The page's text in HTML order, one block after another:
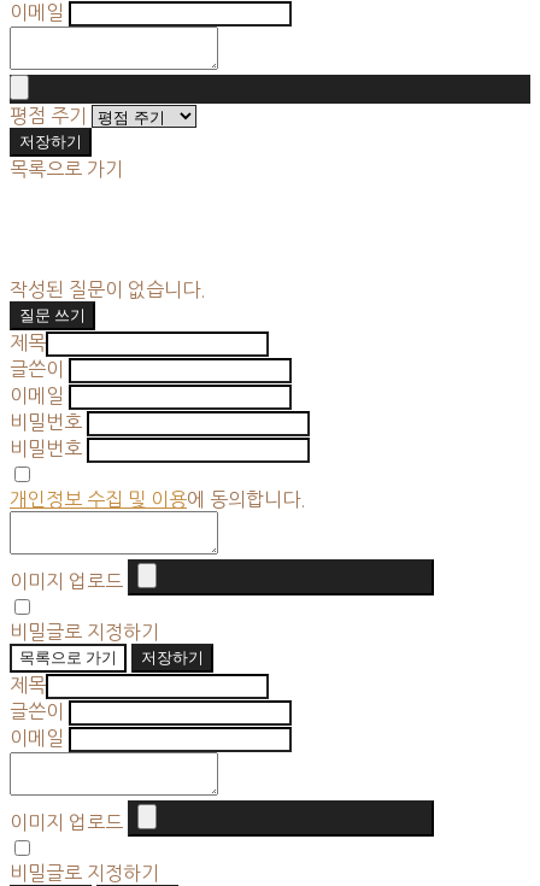
이메일
평점 주기
저장하기
목록으로 가기
작성된 질문이 없습니다.
질문 쓰기
제목
글쓴이
이메일
비밀번호
비밀번호
개인정보 수집 및 이용에 동의합니다.
이미지 업로드
비밀글로 지정하기
목록으로 가기
저장하기
제목
글쓴이
이메일
이미지 업로드
비밀글로 지정하기